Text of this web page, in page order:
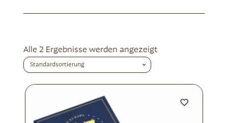
Alle 2 Ergebnisse werden angezeigt